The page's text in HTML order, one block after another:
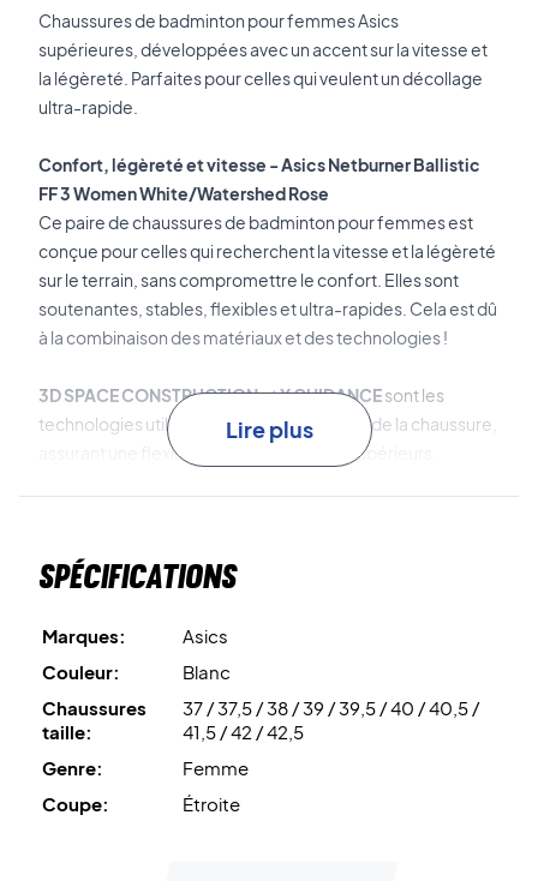
Chaussures de badminton pour femmes Asics
supérieures, développées avec un accent sur la vitesse et
la légèreté. Parfaites pour celles qui veulent un décollage
ultra-rapide.
Confort, légèreté et vitesse - Asics Netburner Ballistic
FF 3 Women White/Watershed Rose
Ce paire de chaussures de badminton pour femmes est
conçue pour celles qui recherchent la vitesse et la légèreté
sur le terrain, sans compromettre le confort. Elles sont
soutenantes, stables, flexibles et ultra-rapides. Cela est dû
à la combinaison des matériaux et des technologies !
3D SPACE CONSTRUCTIONetX GUIDANCEsont les
technologies utilisées dans la construction de la chaussure,
assurant une flexibilité et un ajustement supérieurs.
chocs et restituant l'énergie utilisé pour la semelle
intermédiaire, offrant également une réponse ultra-
rapide.
Prenez de la vitesse sur le terrain - achetez cette paire de
chaussures de badminton pour femmes Asics !
Couleur : Blanc et rose
Lire plus
Spécifications
Marques:
Asics
Couleur:
Blanc
Chaussures
taille:
37 / 37,5 / 38 / 39 / 39,5 / 40 / 40,5 /
41,5 / 42 / 42,5
Genre:
Femme
Coupe:
Étroite